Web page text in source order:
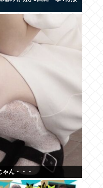
ん・・・